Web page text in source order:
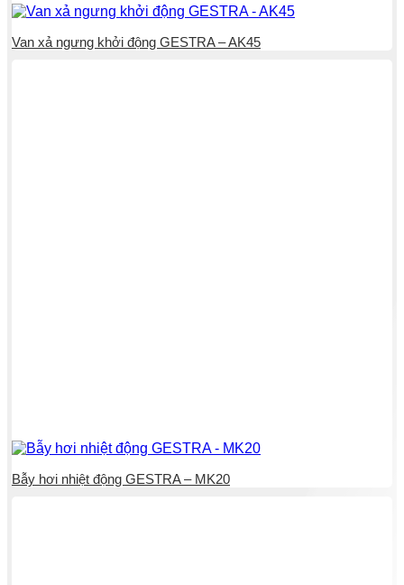
Van xả ngưng khởi động GESTRA – AK45
Bẫy hơi nhiệt động GESTRA – MK20